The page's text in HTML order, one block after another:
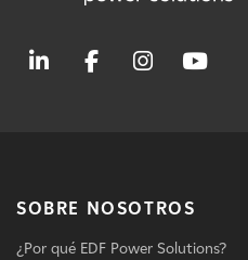
SOBRE NOSOTROS
¿Por qué EDF Power Solutions?